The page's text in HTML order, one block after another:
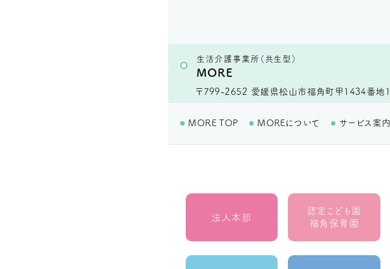
生活介護事業所（共生型）
MORE
〒799-2652 愛媛県松山市福角町甲1434番地1
MORE TOP MOREについて サービス案内
法人本部
認定こども園
福角保育園